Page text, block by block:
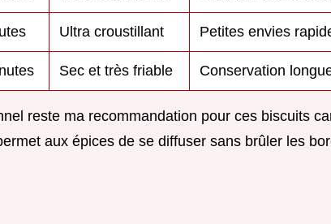
Ultra croustillant Petites envies
Sec et très friable Conservation
reste ma recommandation pour ces biscuits
aux épices de se diffuser sans brûler les